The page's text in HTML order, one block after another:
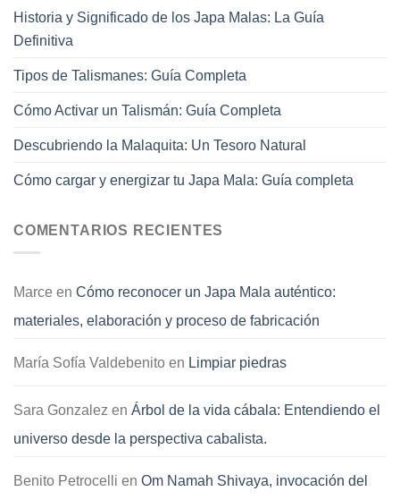
Historia y Significado de los Japa Malas: La Guía
Definitiva
Tipos de Talismanes: Guía Completa
Cómo Activar un Talismán: Guía Completa
Descubriendo la Malaquita: Un Tesoro Natural
Cómo cargar y energizar tu Japa Mala: Guía completa
COMENTARIOS RECIENTES
Marce en Cómo reconocer un Japa Mala auténtico:
materiales, elaboración y proceso de fabricación
María Sofía Valdebenito en Limpiar piedras
Sara Gonzalez en Árbol de la vida cábala: Entendiendo el
universo desde la perspectiva cabalista.
Benito Petrocelli en Om Namah Shivaya, invocación del